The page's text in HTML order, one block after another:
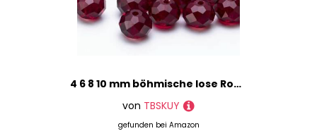
4 6 8 10 mm böhmische lose Rondelle-Kristallperlen zur Schmuckherstellung, DIY-Handarbeit, AB-Farben, Spacer, facettierte Glasperlen – BZ1200-01-10 mm – 65 Stück
von TBSKUY
gefunden bei Amazon